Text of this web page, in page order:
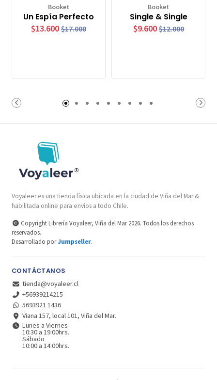
Booket
Un Espía Perfecto
$13.600 $17.000
Booket
Single & Single
$9.600 $12.000
Voyaleer es una tienda física ubicada en la ciudad de Viña del Mar &
habilitada online para envíos a todo Chile.
Copyright Librería Voyaleer, Viña del Mar 2026. Todos los derechos
reservados.
Desarrollado porJumpseller.
CONTÁCTANOS
tienda@voyaleer.cl
+56939214215
5693921 1436
Viana 157, local 101, Viña del Mar.
Lunes a Viernes
10:30 a 19:00hrs.
Sábado
10:00 a 14:00hrs.